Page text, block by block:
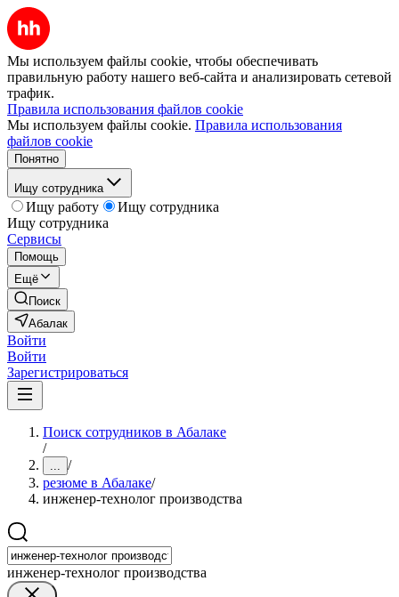
Мы используем файлы cookie, чтобы обеспечивать
правильную работу нашего веб-сайта и анализировать сетевой
трафик.
Правила использования файлов cookie
Мы используем файлы cookie. Правила использования
файлов cookie
Понятно
Ищу сотрудника
Ищу работу
Ищу сотрудника
Ищу сотрудника
Сервисы
Помощь
Ещё
Поиск
Абалак
Войти
Войти
Зарегистрироваться
Поиск сотрудников в Абалаке
/
... /
резюме в Абалаке/
инженер-технолог производства
инженер-технолог производства